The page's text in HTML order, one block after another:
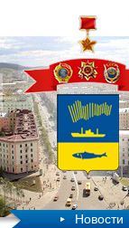
Новости